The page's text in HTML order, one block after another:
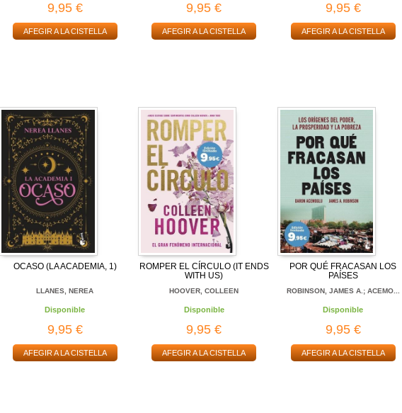
9,95 €
AFEGIR A LA CISTELLA
9,95 €
AFEGIR A LA CISTELLA
9,95 €
AFEGIR A LA CISTELLA
OCASO (LA ACADEMIA, 1)
LLANES, NEREA
Disponible
9,95 €
AFEGIR A LA CISTELLA
ROMPER EL CÍRCULO (IT ENDS
WITH US)
HOOVER, COLLEEN
Disponible
9,95 €
AFEGIR A LA CISTELLA
POR QUÉ FRACASAN LOS
PAÍSES
ROBINSON, JAMES A.; ACEMO...
Disponible
9,95 €
AFEGIR A LA CISTELLA